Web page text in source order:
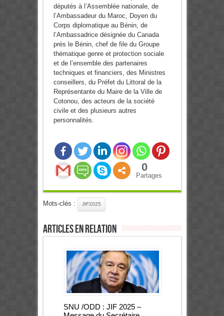
députés à l’Assemblée nationale, de
l’Ambassadeur du Maroc, Doyen du
Corps diplomatique au Bénin, de
l’Ambassadrice désignée du Canada
près le Bénin, chef de file du Groupe
thématique genre et protection sociale
et de l’ensemble des partenaires
techniques et financiers, des Ministres
conseillers, du Préfet du Littoral de la
Représentante du Maire de la Ville de
Cotonou, des acteurs de la société
civile et des plusieurs autres
personnalités.
0
Partages
Mots-clés : JIF2025
Articles en relation
SNU /ODD : JIF 2025 –